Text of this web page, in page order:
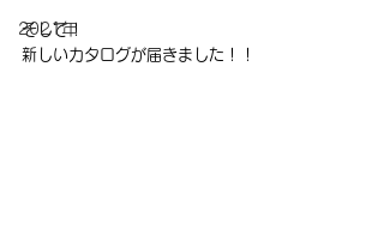
2021年
そして！
新しいカタログが届きました！！